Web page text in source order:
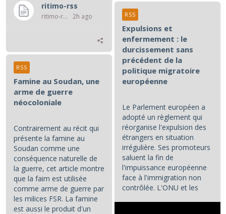
ritimo-rss
ritimo-rss 2h ago
Expulsions et
enfermement : le
durcissement sans
précédent de la
politique migratoire
européenne
Le Parlement européen a
adopté un règlement qui
réorganise l'expulsion des
étrangers en situation
irrégulière. Ses promoteurs
saluent la fin de
l'impuissance européenne
face à l'immigration non
contrôlée. L'ONU et les
RSS
Famine au Soudan, une
arme de guerre
néocoloniale
Contrairement au récit qui
présente la famine au
Soudan comme une
conséquence naturelle de
la guerre, cet article montre
que la faim est utilisée
comme arme de guerre par
les milices FSR. La famine
est aussi le produit d'un
RSS